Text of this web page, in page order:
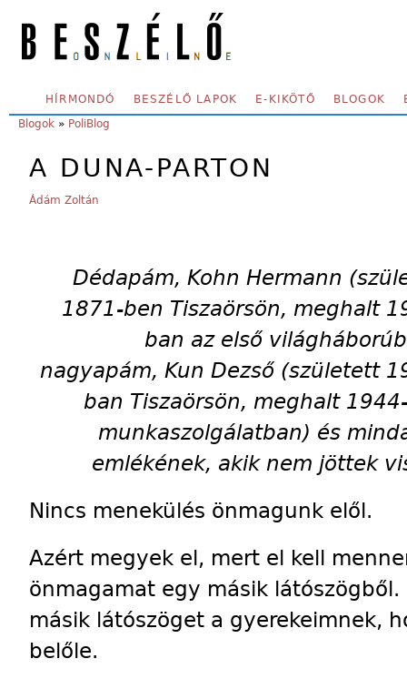
SECONDARY MENU
HÍRMONDÓ BESZÉLŐ LAPOK E-KIKÖTŐ BLOGOK
YOU ARE HERE:
Blogok » PoliBlog
A DUNA-PARTON
Ádám Zoltán
Dédapám, Kohn Hermann
1871-ben Tiszaörsön, meghalt
ban az első
nagyapám, Kun Dezső (született
ban Tiszaörsön, meghalt
munkaszolgálatban) és
emlékének, akik nem jöttek
Nincs menekülés önmagunk elől.
Azért megyek el, mert el kell
önmagamat egy másik
másik látószöget a gyerekeimnek,
belőle.